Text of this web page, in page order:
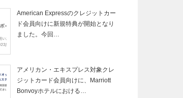
American Expressのクレジットカー
ド会員向けに新規特典が開始となり
ました。今回…
アメリカン・エキスプレス対象クレ
ジットカード会員向けに、Marriott
Bonvoyホテルにおける…